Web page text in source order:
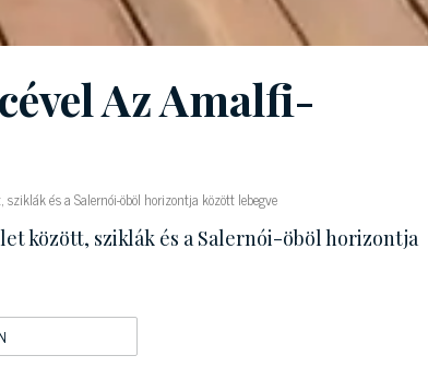
Az Amalfi-
és a Salernói-öböl horizontja között lebegve
között, sziklák és a Salernói-öböl horizontja